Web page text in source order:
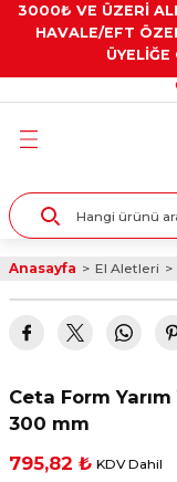
3000₺ VE ÜZERİ
HAVALE/EFT
Gresler
Alet Setleri
ve Multimetreler
Taşları ve
Anasayfa El Aletleri
Ceta Form
300 mm
795,82 ₺ KDV Dahil